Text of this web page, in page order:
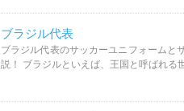
ブラジル代表
ブラジル代表のサッカーユニフォームと
説！ ブラジルといえば、王国と呼ばれる